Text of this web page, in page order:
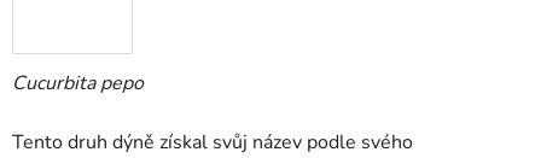
Cucurbita pepo
Tento druh dýně získal svůj název podle svého